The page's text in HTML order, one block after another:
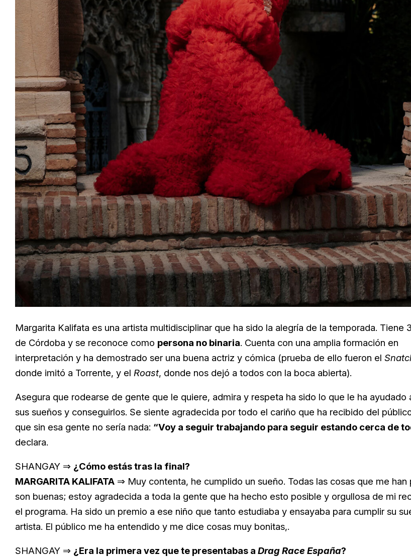
Margarita Kalifata es una artista multidisciplinar que ha sido la alegría de la temporada. Tiene
de Córdoba y se reconoce como persona no binaria. Cuenta con una amplia formación en
interpretación y ha demostrado ser una buena actriz y cómica (prueba de ello fueron el
donde imitó a Torrente, y el Roast, donde nos dejó a todos con la boca abierta).
Asegura que rodearse de gente que le quiere, admira y respeta ha sido lo que le ha ayudado
sus sueños y conseguirlos. Se siente agradecida por todo el cariño que ha recibido del
que sin esa gente no sería nada: “Voy a seguir trabajando para seguir estando cerca de
declara.
SHANGAY ⇒ ¿Cómo estás tras la final?
MARGARITA KALIFATA ⇒ Muy contenta, he cumplido un sueño. Todas las cosas que me han
son buenas; estoy agradecida a toda la gente que ha hecho esto posible y orgullosa de mi
el programa. Ha sido un premio a ese niño que tanto estudiaba y ensayaba para cumplir su
artista. El público me ha entendido y me dice cosas muy bonitas,.
SHANGAY ⇒ ¿Era la primera vez que te presentabas a Drag Race España?